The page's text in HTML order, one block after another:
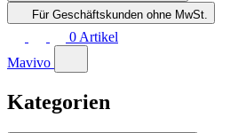
Für Geschäftskunden ohne MwSt.
0 Artikel
Mavivo
Kategorien